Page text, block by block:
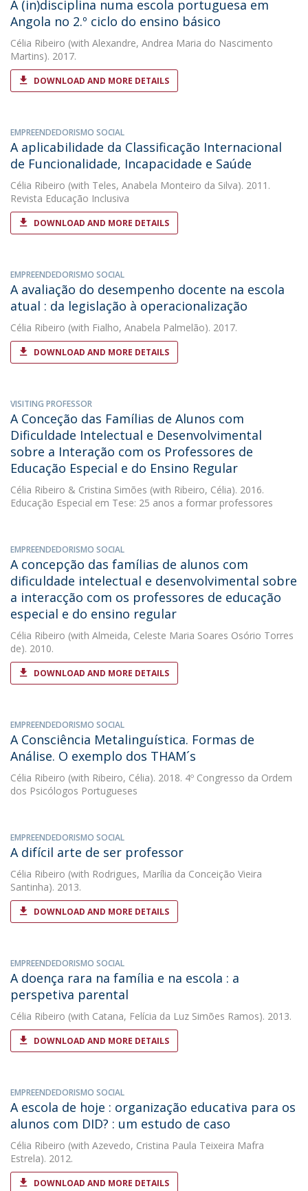
A (in)disciplina numa escola portuguesa em
Angola no 2.º ciclo do ensino básico
Célia Ribeiro (with Alexandre, Andrea Maria do Nascimento
Martins). 2017.
DOWNLOAD AND MORE DETAILS
EMPREENDEDORISMO SOCIAL
A aplicabilidade da Classificação Internacional
de Funcionalidade, Incapacidade e Saúde
Célia Ribeiro (with Teles, Anabela Monteiro da Silva). 2011.
Revista Educação Inclusiva
DOWNLOAD AND MORE DETAILS
EMPREENDEDORISMO SOCIAL
A avaliação do desempenho docente na escola
atual : da legislação à operacionalização
Célia Ribeiro (with Fialho, Anabela Palmelão). 2017.
DOWNLOAD AND MORE DETAILS
VISITING PROFESSOR
A Conceção das Famílias de Alunos com
Dificuldade Intelectual e Desenvolvimental
sobre a Interação com os Professores de
Educação Especial e do Ensino Regular
Célia Ribeiro & Cristina Simões (with Ribeiro, Célia). 2016.
Educação Especial em Tese: 25 anos a formar professores
EMPREENDEDORISMO SOCIAL
A concepção das famílias de alunos com
dificuldade intelectual e desenvolvimental sobre
a interacção com os professores de educação
especial e do ensino regular
Célia Ribeiro (with Almeida, Celeste Maria Soares Osório Torres
de). 2010.
DOWNLOAD AND MORE DETAILS
EMPREENDEDORISMO SOCIAL
A Consciência Metalinguística. Formas de
Análise. O exemplo dos THAM´s
Célia Ribeiro (with Ribeiro, Célia). 2018. 4º Congresso da Ordem
dos Psicólogos Portugueses
EMPREENDEDORISMO SOCIAL
A difícil arte de ser professor
Célia Ribeiro (with Rodrigues, Marília da Conceição Vieira
Santinha). 2013.
DOWNLOAD AND MORE DETAILS
EMPREENDEDORISMO SOCIAL
A doença rara na família e na escola : a
perspetiva parental
Célia Ribeiro (with Catana, Felícia da Luz Simões Ramos). 2013.
DOWNLOAD AND MORE DETAILS
EMPREENDEDORISMO SOCIAL
A escola de hoje : organização educativa para os
alunos com DID? : um estudo de caso
Célia Ribeiro (with Azevedo, Cristina Paula Teixeira Mafra
Estrela). 2012.
DOWNLOAD AND MORE DETAILS